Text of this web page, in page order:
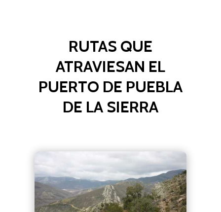
RUTAS QUE
ATRAVIESAN EL
PUERTO DE PUEBLA
DE LA SIERRA